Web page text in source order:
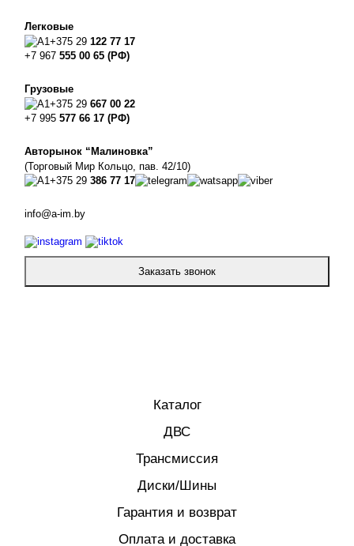
Легковые
+375 29 122 77 17
+7 967 555 00 65 (РФ)
Грузовые
+375 29 667 00 22
+7 995 577 66 17 (РФ)
Авторынок “Малиновка”
(Торговый Мир Кольцо, пав. 42/10)
+375 29 386 77 17
info@a-im.by
Заказать звонок
Каталог
ДВС
Трансмиссия
Диски/Шины
Гарантия и возврат
Оплата и доставка